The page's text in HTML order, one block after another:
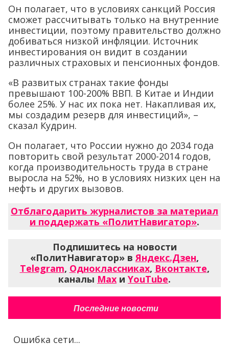
Он полагает, что в условиях санкций Россия
сможет рассчитывать только на внутренние
инвестиции, поэтому правительство должно
добиваться низкой инфляции. Источник
инвестирования он видит в создании
различных страховых и пенсионных фондов.
«В развитых странах такие фонды
превышают 100-200% ВВП. В Китае и Индии
более 25%. У нас их пока нет. Накапливая их,
мы создадим резерв для инвестиций», –
сказал Кудрин.
Он полагает, что России нужно до 2034 года
повторить свой результат 2000-2014 годов,
когда производительность труда в стране
выросла на 52%, но в условиях низких цен на
нефть и других вызовов.
Отблагодарить журналистов за материал
и поддержать «ПолитНавигатор».
Подпишитесь на новости
«ПолитНавигатор» в Яндекс.Дзен,
Telegram, Одноклассниках, Вконтакте,
каналы Max и YouTube.
Последние новости
Ошибка сети...